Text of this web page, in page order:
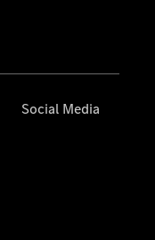
Social Media